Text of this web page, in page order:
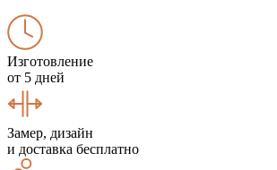
Изготовление
от 5 дней
Замер, дизайн
и доставка бесплатно